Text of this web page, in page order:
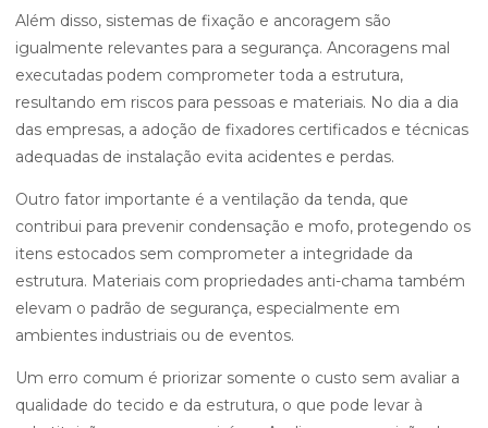
Além disso, sistemas de fixação e ancoragem são
igualmente relevantes para a segurança. Ancoragens mal
executadas podem comprometer toda a estrutura,
resultando em riscos para pessoas e materiais. No dia a dia
das empresas, a adoção de fixadores certificados e técnicas
adequadas de instalação evita acidentes e perdas.
Outro fator importante é a ventilação da tenda, que
contribui para prevenir condensação e mofo, protegendo os
itens estocados sem comprometer a integridade da
estrutura. Materiais com propriedades anti-chama também
elevam o padrão de segurança, especialmente em
ambientes industriais ou de eventos.
Um erro comum é priorizar somente o custo sem avaliar a
qualidade do tecido e da estrutura, o que pode levar à